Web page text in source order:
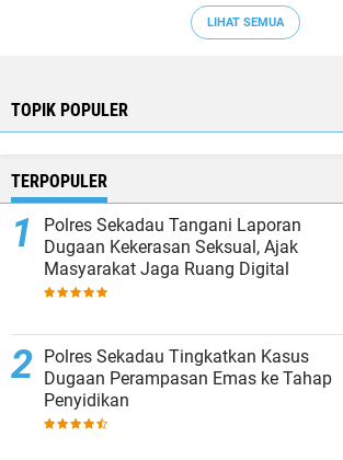
LIHAT SEMUA
TOPIK POPULER
TERPOPULER
Polres Sekadau Tangani Laporan
Dugaan Kekerasan Seksual, Ajak
Masyarakat Jaga Ruang Digital
Polres Sekadau Tingkatkan Kasus
Dugaan Perampasan Emas ke Tahap
Penyidikan